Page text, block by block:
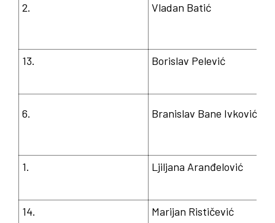
2. Vladan Batić
13. Borislav Pelević
6. Branislav Bane Ivković
1. Ljiljana Aranđelović
14. Marijan Rističević